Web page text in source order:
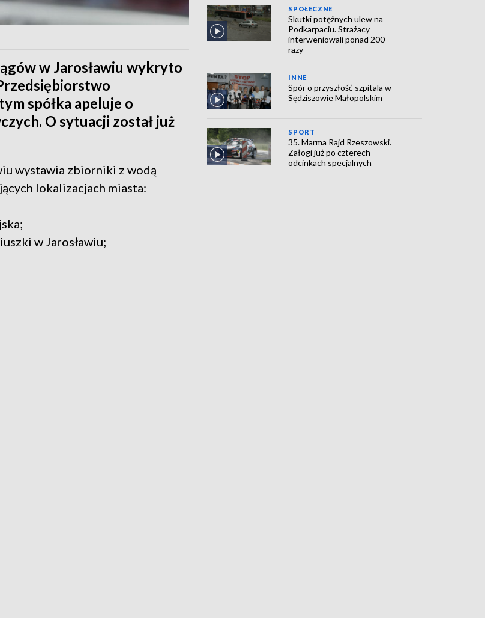
w Jarosławiu wykryto
spółka apeluje o
O sytuacji został już
wystawia zbiorniki z wodą
lokalizacjach miasta:
w Jarosławiu;
SPOŁECZNE
Skutki potężnych ulew na
Podkarpaciu. Strażacy
interweniowali ponad 200
razy
INNE
Spór o przyszłość szpitala w
Sędziszowie Małopolskim
SPORT
35. Marma Rajd Rzeszowski.
Załogi już po czterech
odcinkach specjalnych